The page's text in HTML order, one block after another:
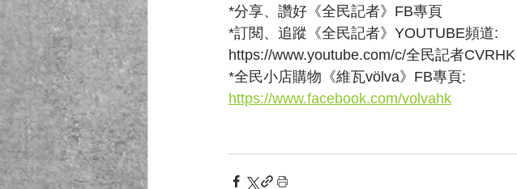
*分享、讚好《全民記者》FB專頁
*訂閱、追蹤《全民記者》YOUTUBE頻道:
https://www.youtube.com/c/全民記者CVRHK
*全民小店購物《維瓦völva》FB專頁:
https://www.facebook.com/volvahk